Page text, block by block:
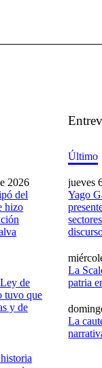
2026
del
hizo
de
tuvo que
y de
Último
jueves
Yago
La
patria
La